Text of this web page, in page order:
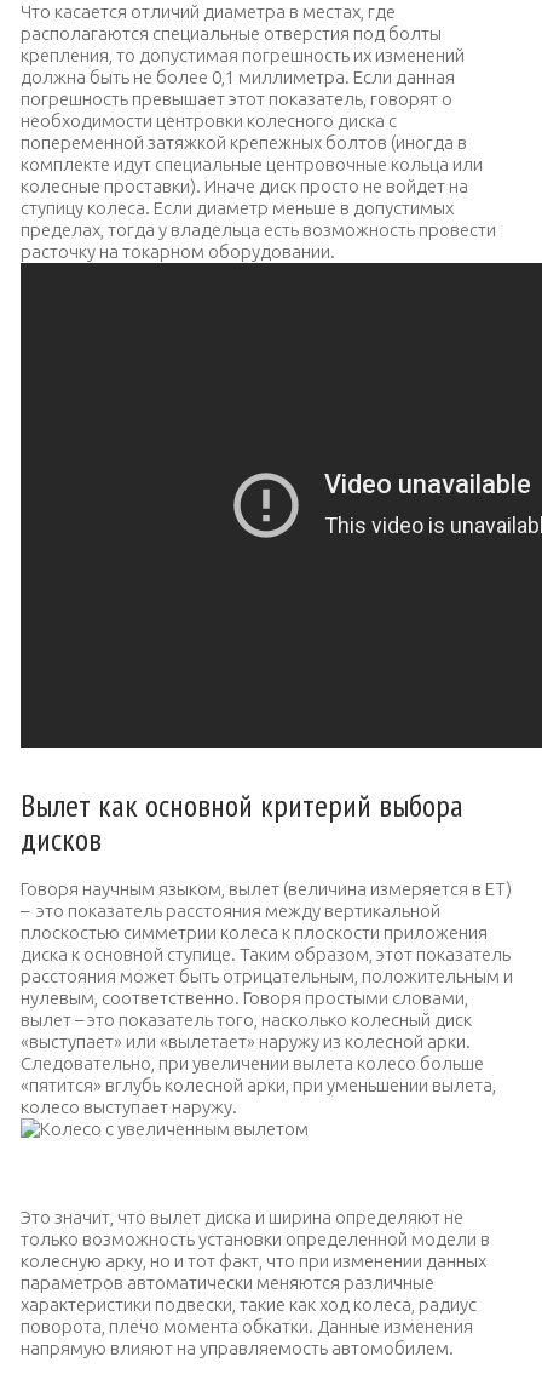
Что касается отличий диаметра в местах, где
располагаются специальные отверстия под болты
крепления, то допустимая погрешность их изменений
должна быть не более 0,1 миллиметра. Если данная
погрешность превышает этот показатель, говорят о
необходимости центровки колесного диска с
попеременной затяжкой крепежных болтов (иногда в
комплекте идут специальные центровочные кольца или
колесные проставки). Иначе диск просто не войдет на
ступицу колеса. Если диаметр меньше в допустимых
пределах, тогда у владельца есть возможность провести
расточку на токарном оборудовании.
Вылет как основной критерий выбора
дисков
Говоря научным языком, вылет (величина измеряется в ET)
– это показатель расстояния между вертикальной
плоскостью симметрии колеса к плоскости приложения
диска к основной ступице. Таким образом, этот показатель
расстояния может быть отрицательным, положительным и
нулевым, соответственно. Говоря простыми словами,
вылет – это показатель того, насколько колесный диск
«выступает» или «вылетает» наружу из колесной арки.
Следовательно, при увеличении вылета колесо больше
«пятится» вглубь колесной арки, при уменьшении вылета,
колесо выступает наружу.
Это значит, что вылет диска и ширина определяют не
только возможность установки определенной модели в
колесную арку, но и тот факт, что при изменении данных
параметров автоматически меняются различные
характеристики подвески, такие как ход колеса, радиус
поворота, плечо момента обкатки. Данные изменения
напрямую влияют на управляемость автомобилем.